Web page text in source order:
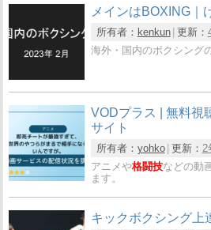
メインはBOXING｜
所有者： kenkun 更新：
海外・国内のボクシング
VODプラス | 無料視
サイト
所有者： yohko 更新： 2
アニメや格闘技などの動
ます。
キックボクシング上